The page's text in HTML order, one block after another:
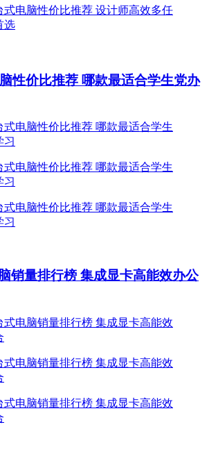
性价比推荐 哪款最适合学生党办
销量排行榜 集成显卡高能效办公